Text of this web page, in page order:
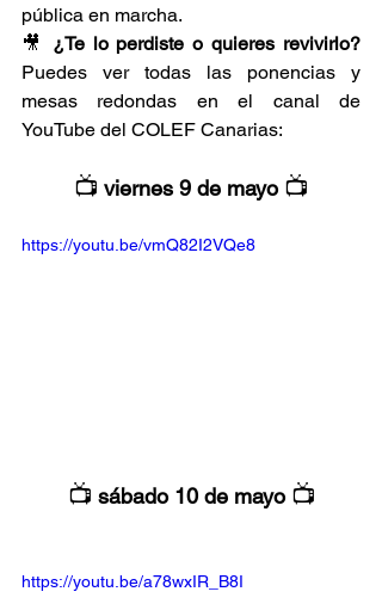
pública en marcha.
🎥
Puedes ver todas las ponencias y
mesas redondas en el canal de
YouTube del COLEF Canarias:
📺 viernes 9 de mayo 📺
https://youtu.be/vmQ82I2VQe8
📺 sábado 10 de mayo 📺
https://youtu.be/a78wxIR_B8I